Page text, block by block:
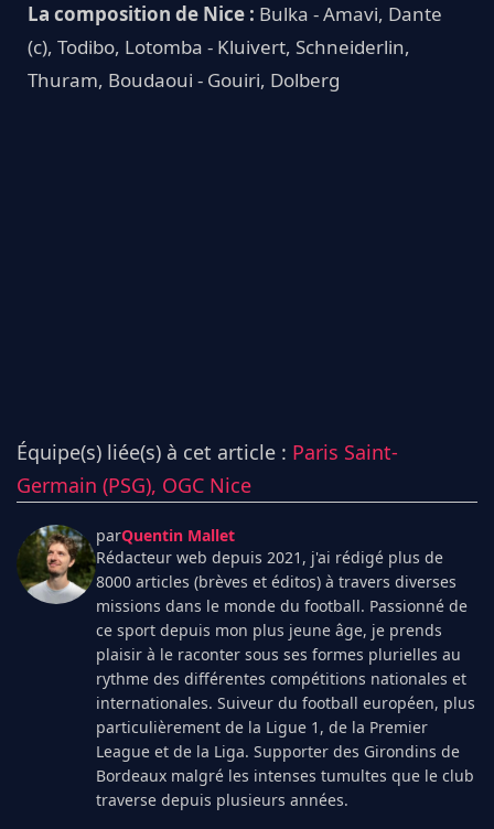
La composition de Nice : Bulka - Amavi, Dante
(c), Todibo, Lotomba - Kluivert, Schneiderlin,
Thuram, Boudaoui - Gouiri, Dolberg
Équipe(s) liée(s) à cet article : Paris Saint-
Germain (PSG), OGC Nice
parQuentin Mallet
Rédacteur web depuis 2021, j'ai rédigé plus de
8000 articles (brèves et éditos) à travers diverses
missions dans le monde du football. Passionné de
ce sport depuis mon plus jeune âge, je prends
plaisir à le raconter sous ses formes plurielles au
rythme des différentes compétitions nationales et
internationales. Suiveur du football européen, plus
particulièrement de la Ligue 1, de la Premier
League et de la Liga. Supporter des Girondins de
Bordeaux malgré les intenses tumultes que le club
traverse depuis plusieurs années.